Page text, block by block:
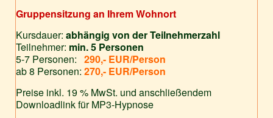
Gruppensitzung an Ihrem Wohnort
Kursdauer:abhängig von der Teilnehmerzahl
Teilnehmer: min. 5 Personen
5-7 Personen:290,- EUR/Person
ab 8 Personen:270,- EUR/Person
Preise inkl. 19 % MwSt. und anschließendem
Downloadlink für MP3-Hypnose